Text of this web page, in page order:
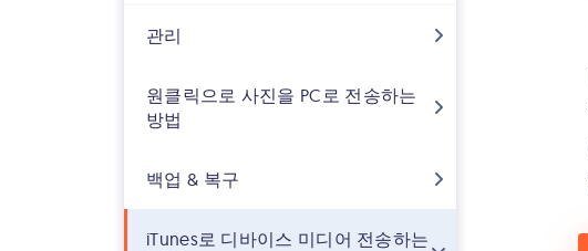
관리
원클릭으로 사진을 PC로 전송하는
방법
백업 & 복구
iTunes로 디바이스 미디어 전송하는